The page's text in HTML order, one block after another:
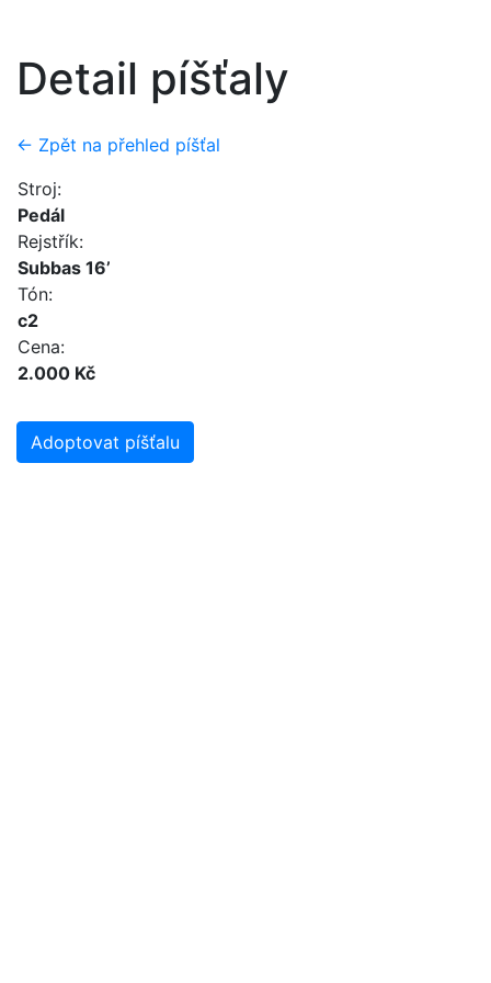
Detail píšťaly
← Zpět na přehled píšťal
Stroj:
Pedál
Rejstřík:
Subbas 16’
Tón:
c2
Cena:
2.000 Kč
Adoptovat píšťalu